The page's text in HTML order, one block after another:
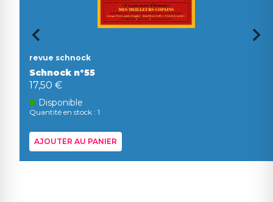
revue schnock
Schnock n°55
17,50 €
Disponible
Quantité en stock : 1
AJOUTER AU PANIER